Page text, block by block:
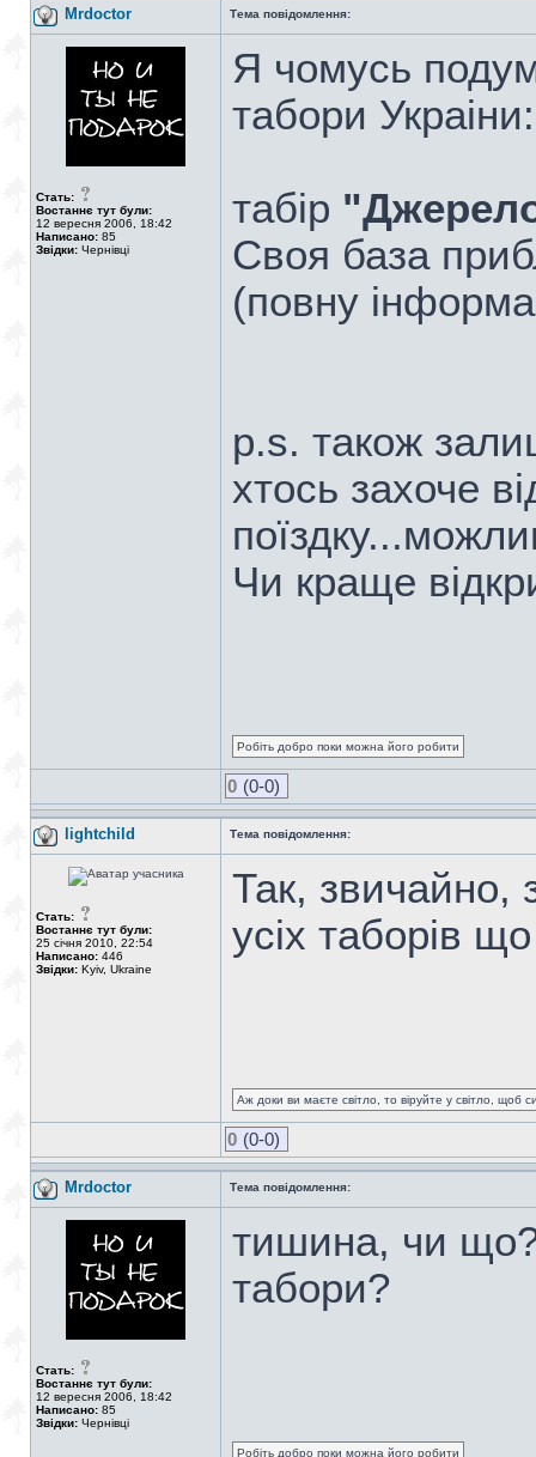
Mrdoctor Тема повідомлення:
Стать:
Востаннє тут були:
12 вересня 2006, 18:42
Написано: 85
Звідки: Чернівці
Я чомусь
табори Украіни:
табір
Своя база
(повну
p.s. також
хтось захоче
Чи краще
Робіть добро поки можна його робити
0 (0-0)
lightchild Тема повідомлення:
Стать:
Востаннє тут були:
25 січня 2010, 22:54
Написано: 446
Звідки: Kyiv, Ukraine
Так,
усіх таборів
Аж доки ви маєте світло, то віруйте у світло, щоб
0 (0-0)
Mrdoctor Тема повідомлення:
Стать:
Востаннє тут були:
12 вересня 2006, 18:42
Написано: 85
Звідки: Чернівці
тишина, чи
табори?
Робіть добро поки можна його робити